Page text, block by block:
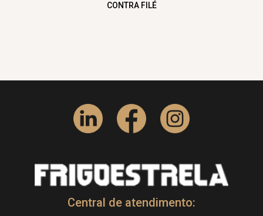
CONTRA FILÉ
Central de atendimento: